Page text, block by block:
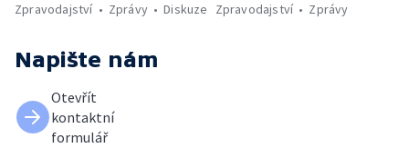
Zpravodajství
Zprávy Diskuze
Zpravodajství
Zprávy
Napište nám
Otevřít
kontaktní
formulář